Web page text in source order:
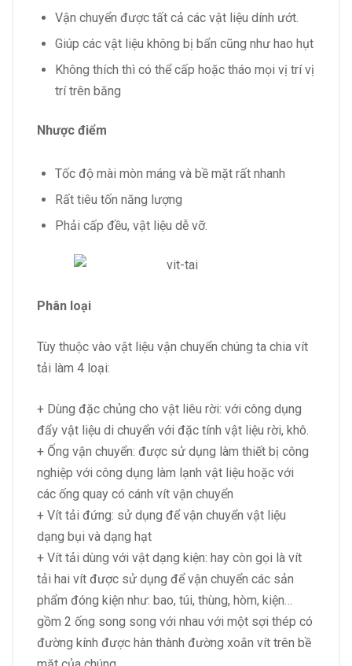
Vận chuyển được tất cả các vật liệu dính ướt.
Giúp các vật liệu không bị bẩn cũng như hao hụt
Không thích thì có thể cấp hoặc tháo mọi vị trí vị
trí trên băng
Nhược điểm
Tốc độ mài mòn máng và bề mặt rất nhanh
Rất tiêu tốn năng lượng
Phải cấp đều, vật liệu dễ vỡ.
Phân loại
Tùy thuộc vào vật liệu vận chuyển chúng ta chia vít
tải làm 4 loại:
+ Dùng đặc chủng cho vật liêu rời: với công dụng
đẩy vật liệu di chuyển với đặc tính vật liệu rời, khô.
+ Ống vận chuyển: được sử dụng làm thiết bị công
nghiệp với công dụng làm lạnh vật liệu hoặc với
các ống quay có cánh vít vận chuyển
+ Vít tải đứng: sử dụng để vận chuyển vật liệu
dạng bụi và dạng hạt
+ Vít tải dùng với vật dạng kiện: hay còn gọi là vít
tải hai vít được sử dụng để vận chuyển các sản
phẩm đóng kiện như: bao, túi, thùng, hòm, kiện…
gồm 2 ống song song với nhau với một sợi thép có
đường kính được hàn thành đường xoắn vít trên bề